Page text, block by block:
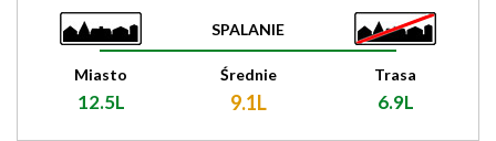
SPALANIE
Miasto
12.5L
Średnie
9.1L
Trasa
6.9L